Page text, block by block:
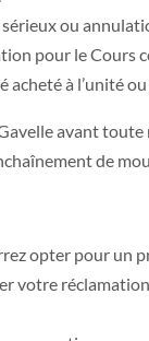
sérieux ou
pour le Cours
acheté à l’unité
avant
de
opter pour un
votre réclamation